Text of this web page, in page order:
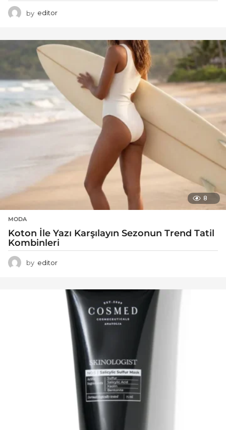
by editor
8
MODA
Koton İle Yazı Karşılayın Sezonun Trend Tatil
Kombinleri
by editor